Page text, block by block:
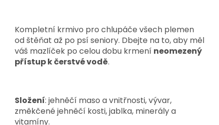
Kompletní krmivo pro chlupáče všech plemen
od štěňat až po psí seniory. Dbejte na to, aby měl
váš mazlíček po celou dobu krmení neomezený
přístup k čerstvé vodě.
Složení: jehněčí maso a vnitřnosti, vývar,
změkčené jehněčí kosti, jablka, minerály a
vitamíny.